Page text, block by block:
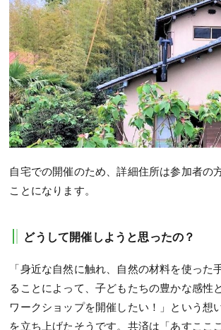
自宅での開催のため、詳細住所は参加者の
ことになります。
どうして開催しようと思ったの？
「身近な自然に触れ、自然の材料を使った
ることによって、子どもたちの豊かな感性
ワークショップを開催したい！」という想
を立ち上げたそうです。共済は「あすここ